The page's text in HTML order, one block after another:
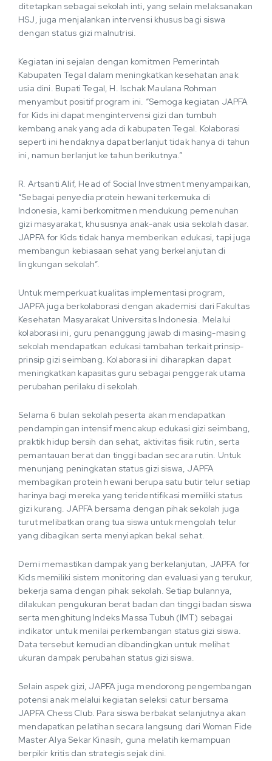
ditetapkan sebagai sekolah inti, yang selain melaksanakan
HSJ, juga menjalankan intervensi khusus bagi siswa
dengan status gizi malnutrisi.
Kegiatan ini sejalan dengan komitmen Pemerintah
Kabupaten Tegal dalam meningkatkan kesehatan anak
usia dini. Bupati Tegal, H. Ischak Maulana Rohman
menyambut positif program ini. “Semoga kegiatan JAPFA
for Kids ini dapat mengintervensi gizi dan tumbuh
kembang anak yang ada di kabupaten Tegal. Kolaborasi
seperti ini hendaknya dapat berlanjut tidak hanya di tahun
ini, namun berlanjut ke tahun berikutnya.”
R. Artsanti Alif, Head of Social Investment menyampaikan,
“Sebagai penyedia protein hewani terkemuka di
Indonesia, kami berkomitmen mendukung pemenuhan
gizi masyarakat, khususnya anak-anak usia sekolah dasar.
JAPFA for Kids tidak hanya memberikan edukasi, tapi juga
membangun kebiasaan sehat yang berkelanjutan di
lingkungan sekolah”.
Untuk memperkuat kualitas implementasi program,
JAPFA juga berkolaborasi dengan akademisi dari Fakultas
Kesehatan Masyarakat Universitas Indonesia. Melalui
kolaborasi ini, guru penanggung jawab di masing-masing
sekolah mendapatkan edukasi tambahan terkait prinsip-
prinsip gizi seimbang. Kolaborasi ini diharapkan dapat
meningkatkan kapasitas guru sebagai penggerak utama
perubahan perilaku di sekolah.
Selama 6 bulan sekolah peserta akan mendapatkan
pendampingan intensif mencakup edukasi gizi seimbang,
praktik hidup bersih dan sehat, aktivitas fisik rutin, serta
pemantauan berat dan tinggi badan secara rutin. Untuk
menunjang peningkatan status gizi siswa, JAPFA
membagikan protein hewani berupa satu butir telur setiap
harinya bagi mereka yang teridentifikasi memiliki status
gizi kurang. JAPFA bersama dengan pihak sekolah juga
turut melibatkan orang tua siswa untuk mengolah telur
yang dibagikan serta menyiapkan bekal sehat.
Demi memastikan dampak yang berkelanjutan, JAPFA for
Kids memiliki sistem monitoring dan evaluasi yang terukur,
bekerja sama dengan pihak sekolah. Setiap bulannya,
dilakukan pengukuran berat badan dan tinggi badan siswa
serta menghitung Indeks Massa Tubuh (IMT) sebagai
indikator untuk menilai perkembangan status gizi siswa.
Data tersebut kemudian dibandingkan untuk melihat
ukuran dampak perubahan status gizi siswa.
Selain aspek gizi, JAPFA juga mendorong pengembangan
potensi anak melalui kegiatan seleksi catur bersama
JAPFA Chess Club. Para siswa berbakat selanjutnya akan
mendapatkan pelatihan secara langsung dari Woman Fide
Master Alya Sekar Kinasih, guna melatih kemampuan
berpikir kritis dan strategis sejak dini.